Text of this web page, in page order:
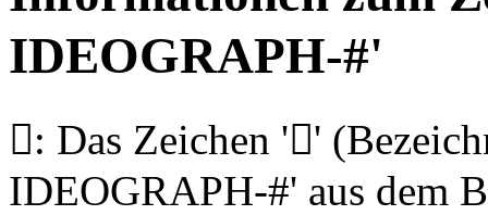
IDEOGRAPH-#'
𩧋: Das Zeichen '𩧋'
IDEOGRAPH-#' aus dem